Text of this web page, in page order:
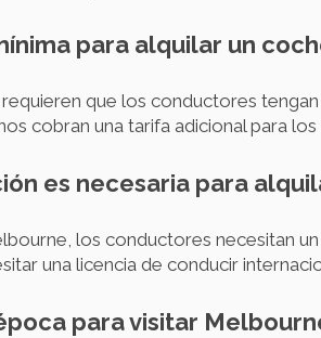
para alquilar un
que los conductores
cobran una tarifa adicional para
es necesaria para
los conductores necesitan
una licencia de conducir
para visitar